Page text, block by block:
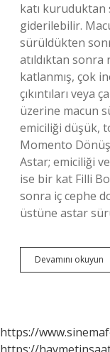
katı
giderilebilir.
sürüldükten
atıldıktan sonra
katlanmış, çok
çıkıntıları veya
üzerine macun
emiciliği düşük,
Momento
Astar; emiciliği
ise bir kat Filli
sonra iç cephe
üstüne astar
Devamını okuyun
https://